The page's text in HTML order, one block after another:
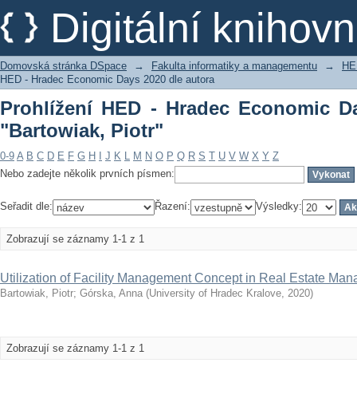
Digitální
Prohlížení HED - Hradec Economic
Domovská stránka DSpace → Fakulta informatiky a managementu →
HED - Hradec Economic Days 2020 dle autora
Prohlížení HED - Hradec Economic
"Bartowiak, Piotr"
0-9 A B C D E F G H J K L M N O P Q R S T U V W X Y Z
Nebo zadejte několik prvních písmen:
Seřadit dle: Řazení: Výsledky:
Zobrazují se záznamy 1-1 z 1
Utilization of Facility Management Concept in Real Estate
Bartowiak, Piotr; Górska, Anna (University of Hradec Kralove, 2020)
Zobrazují se záznamy 1-1 z 1